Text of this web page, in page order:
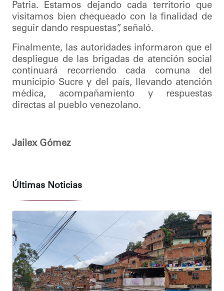
Patria. Estamos dejando cada territorio que
visitamos bien chequeado con la finalidad de
seguir dando respuestas”, señaló.
Finalmente, las autoridades informaron que el
despliegue de las brigadas de atención social
continuará recorriendo cada comuna del
municipio Sucre y del país, llevando atención
médica, acompañamiento y respuestas
directas al pueblo venezolano.
Jailex Gómez
Últimas Noticias